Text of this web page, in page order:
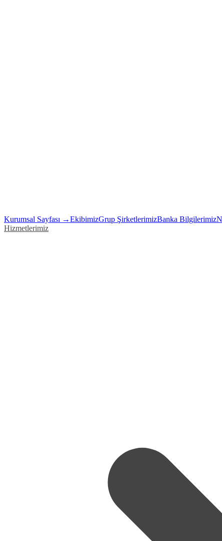
Kurumsal Sayfası →EkibimizGrup ŞirketlerimizBanka Bilgilerimiz
Hizmetlerimiz